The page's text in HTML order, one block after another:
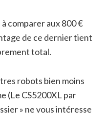
à comparer aux 800 €
de ce dernier tient
total.
robots bien moins
(Le CS5200XL par
» ne vous intéresse